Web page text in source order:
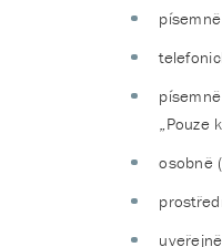
„Pouze
osobně